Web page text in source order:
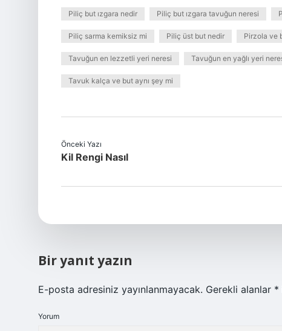
Piliç but ızgara nedir Piliç but ızgara tavuğun neresi
Piliç sarma kemiksiz mi Piliç üst but nedir Pirzola ve
Tavuğun en lezzetli yeri neresi Tavuğun en yağlı yeri
Tavuk kalça ve but aynı şey mi
Önceki Yazı
Kil Rengi Nasıl
Bir yanıt yazın
E-posta adresiniz yayınlanmayacak. Gerekli alanlar *
Yorum